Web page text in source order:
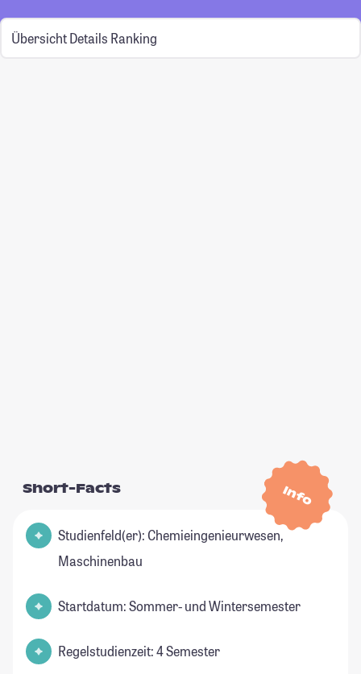
Übersicht Details Ranking
Info
Short-Facts
Studienfeld(er): Chemieingenieurwesen,
Maschinenbau
Startdatum: Sommer- und Wintersemester
Regelstudienzeit: 4 Semester